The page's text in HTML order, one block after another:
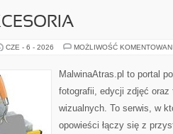
CZE - 6 - 2026 MOŻLIWOŚĆ
MalwinaAtras.pl to portal
fotografii, edycji zdjęć oraz
wizualnych. To serwis, w
opowieści łączy się z